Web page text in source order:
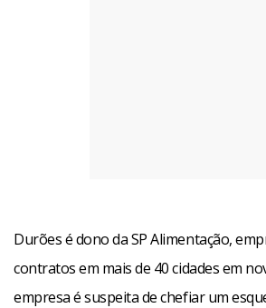
Durões é dono da SP Alimentação,
contratos em mais de 40 cidades em
empresa é suspeita de chefiar um